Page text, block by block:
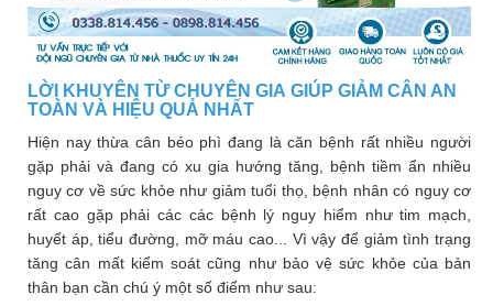
LỜI KHUYÊN TỪ CHUYÊN GIA GIÚP GIẢM CÂN AN
TOÀN VÀ HIỆU QUẢ NHẤT
Hiện nay thừa cân béo phì đang là căn bệnh rất nhiều người
gặp phải và đang có xu gia hướng tăng, bệnh tiềm ẩn nhiều
nguy cơ về sức khỏe như giảm tuổi thọ, bệnh nhân có nguy cơ
rất cao gặp phải các các bệnh lý nguy hiểm như tim mạch,
huyết áp, tiểu đường, mỡ máu cao... Vì vậy để giảm tình trạng
tăng cân mất kiểm soát cũng như bảo vệ sức khỏe của bản
thân bạn cần chú ý một số điểm như sau: